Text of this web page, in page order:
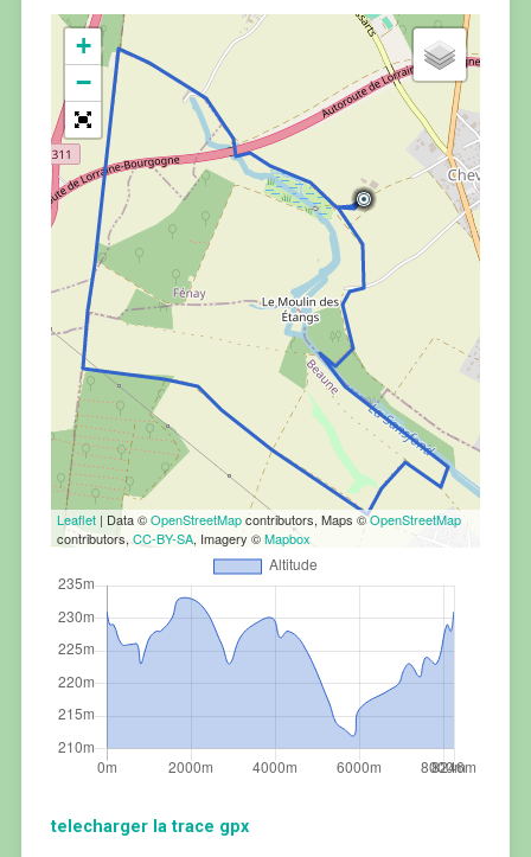
+
−
Leaflet| Data ©OpenStreetMapcontributors, Maps ©OpenStreetMap
contributors, CC-BY-SA, Imagery ©Mapbox
telecharger la trace gpx